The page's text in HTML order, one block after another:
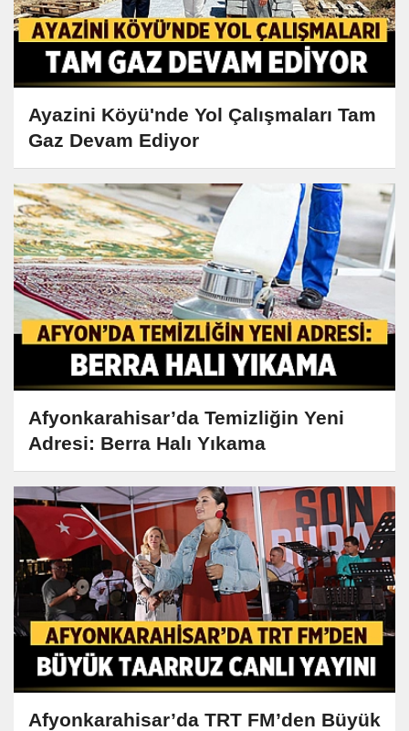
Ayazini Köyü'nde Yol Çalışmaları Tam
Gaz Devam Ediyor
Afyonkarahisar’da Temizliğin Yeni
Adresi: Berra Halı Yıkama
Afyonkarahisar’da TRT FM’den Büyük